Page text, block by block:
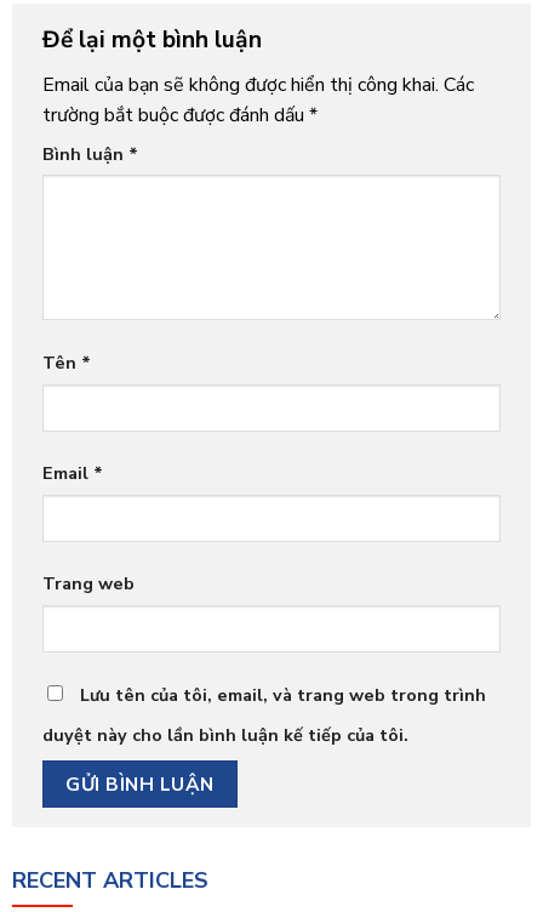
Để lại một bình luận
Email của bạn sẽ không được hiển thị công khai. Các
trường bắt buộc được đánh dấu *
Bình luận *
Tên *
Email *
Trang web
Lưu tên của tôi, email, và trang web trong trình
duyệt này cho lần bình luận kế tiếp của tôi.
RECENT ARTICLES